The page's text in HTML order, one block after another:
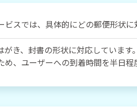
スでは、具体的にどの郵便形状に
き、封書の形状に対応しています
、ユーザーへの到着時間を半日程